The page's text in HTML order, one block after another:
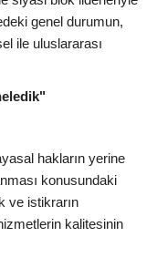
genel durumun,
ile uluslararası
hakların yerine
konusundaki
ve istikrarın
kalitesinin